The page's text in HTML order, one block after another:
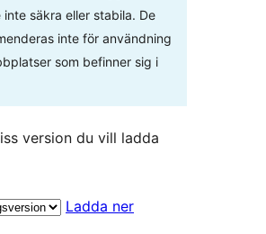
inte säkra eller stabila. De
inte för användning
som befinner sig i
version du vill ladda
Ladda ner